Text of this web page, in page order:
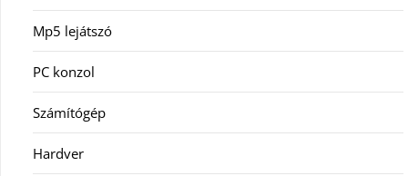
Mp5 lejátszó
PC konzol
Számítógép
Hardver